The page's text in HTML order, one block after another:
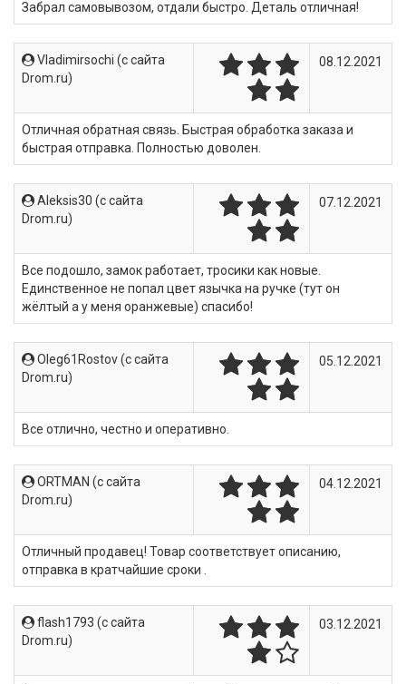
Забрал самовывозом, отдали быстро. Деталь отличная!
Vladimirsochi (c сайта
Drom.ru)
08.12.2021
Отличная обратная связь. Быстрая обработка заказа и
быстрая отправка. Полностью доволен.
Aleksis30 (c сайта
Drom.ru)
07.12.2021
Все подошло, замок работает, тросики как новые.
Единственное не попал цвет язычка на ручке (тут он
жёлтый а у меня оранжевые) спасибо!
Oleg61Rostov (c сайта
Drom.ru)
05.12.2021
Все отлично, честно и оперативно.
ORTMAN (c сайта
Drom.ru)
04.12.2021
Отличный продавец! Товар соответствует описанию,
отправка в кратчайшие сроки .
flash1793 (c сайта
Drom.ru)
03.12.2021